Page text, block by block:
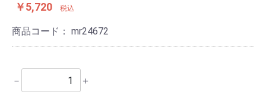
￥5,720 税込
商品コード： mr24672
－ ＋